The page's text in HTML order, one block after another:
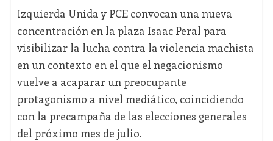
Izquierda Unida y PCE convocan una nueva
concentración en la plaza Isaac Peral para
visibilizar la lucha contra la violencia machista
en un contexto en el que el negacionismo
vuelve a acaparar un preocupante
protagonismo a nivel mediático, coincidiendo
con la precampaña de las elecciones generales
del próximo mes de julio.